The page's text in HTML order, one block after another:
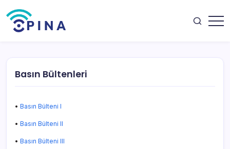
to
content
Basın Bültenleri
• Basın Bülteni I
• Basın Bülteni II
• Basın Bülteni III